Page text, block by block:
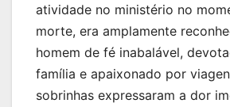
atividade no ministério no
morte, era amplamente
homem de fé inabalável,
família e apaixonado por
sobrinhas expressaram a dor